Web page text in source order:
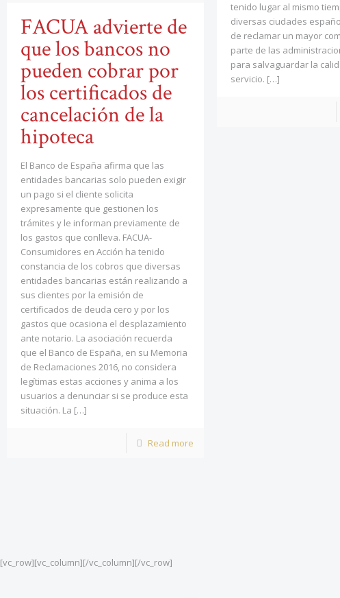
tenido lugar al mismo
diversas ciudades
de reclamar un mayor
parte de las
para salvaguardar la
servicio. […]
FACUA advierte de
que los bancos no
pueden cobrar por
los certificados de
cancelación de la
hipoteca
El Banco de España afirma que las
entidades bancarias solo pueden exigir
un pago si el cliente solicita
expresamente que gestionen los
trámites y le informan previamente de
los gastos que conlleva. FACUA-
Consumidores en Acción ha tenido
constancia de los cobros que diversas
entidades bancarias están realizando a
sus clientes por la emisión de
certificados de deuda cero y por los
gastos que ocasiona el desplazamiento
ante notario. La asociación recuerda
que el Banco de España, en su Memoria
de Reclamaciones 2016, no considera
legítimas estas acciones y anima a los
usuarios a denunciar si se produce esta
situación. La […]
Read more
[vc_row][vc_column][/vc_column][/vc_row]